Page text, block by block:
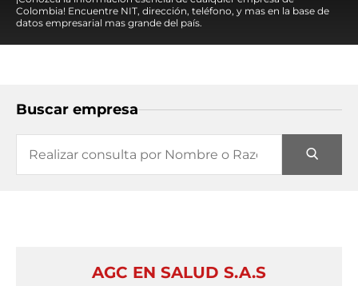
Colombia! Encuentre NIT, dirección, teléfono, y mas en la base de
datos empresarial mas grande del país.
Buscar empresa
AGC EN SALUD S.A.S